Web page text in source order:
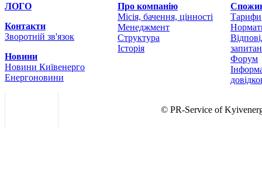
ЛОГО
Контакти
Зворотній зв'язок
Новини
Новини Київенерго
Енергоновини
Про компанію
Місія, бачення, цінності
Менеджмент
Структура
Історія
Тарифи
Форум
© PR-Service of